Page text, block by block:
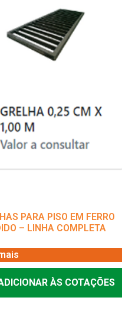
PARA PISO EM FERRO
– LINHA COMPLETA
ÀS COTAÇÕES